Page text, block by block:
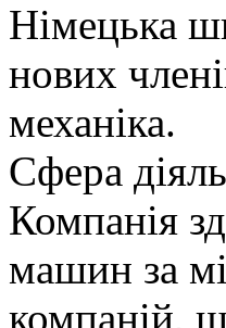
Німецька
нових
механіка.
Сфера
Компанія
машин за
компаній,